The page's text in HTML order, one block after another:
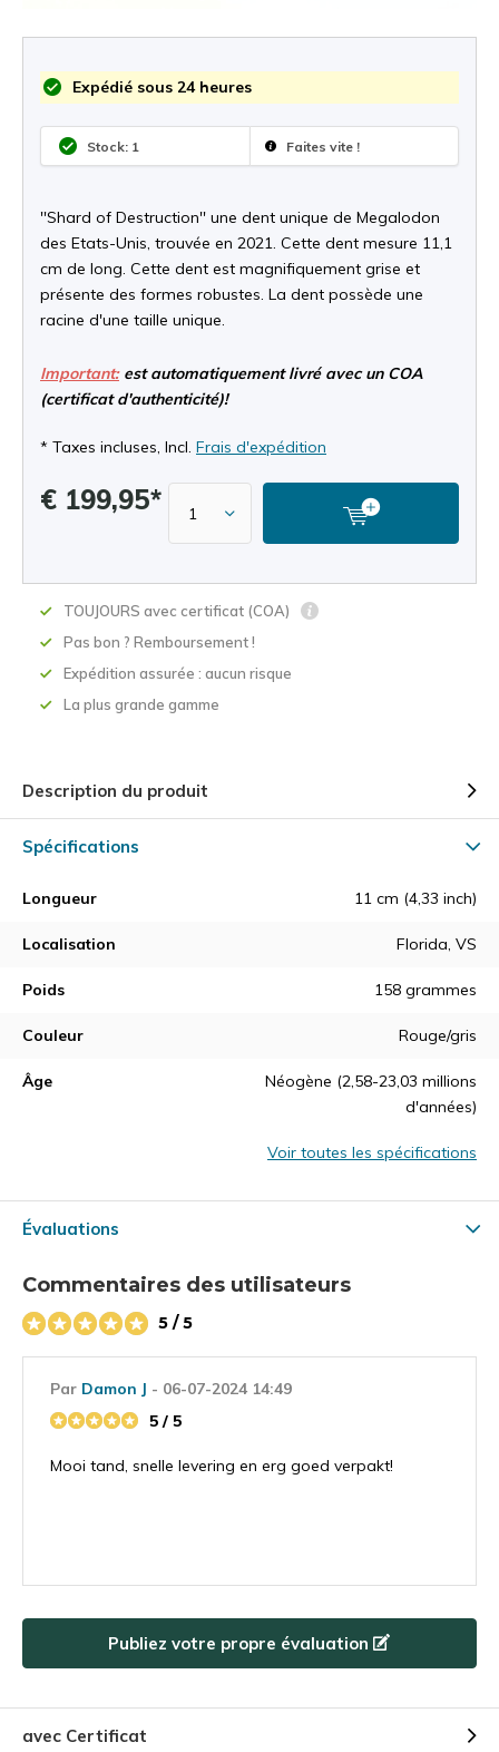
Expédié sous 24 heures
Stock: 1 Faites vite !
''Shard of Destruction'' une dent unique de Megalodon
des Etats-Unis, trouvée en 2021. Cette dent mesure 11,1
cm de long. Cette dent est magnifiquement grise et
présente des formes robustes. La dent possède une
racine d'une taille unique.
Important:est automatiquement livré avec un COA
(certificat d'authenticité)!
* Taxes incluses, Incl. Frais d'expédition
€ 199,95*
TOUJOURS avec certificat (COA)
Pas bon ? Remboursement !
Expédition assurée : aucun risque
La plus grande gamme
Description du produit
Spécifications
Longueur 11 cm (4,33 inch)
Localisation Florida, VS
Poids 158 grammes
Couleur Rouge/gris
Âge
Néogène (2,58-23,03 millions
d'années)
Voir toutes les spécifications
Évaluations
Commentaires des utilisateurs
5 / 5
Par Damon J - 06-07-2024 14:49
5 / 5
Mooi tand, snelle levering en erg goed verpakt!
Publiez votre propre évaluation
avec Certificat